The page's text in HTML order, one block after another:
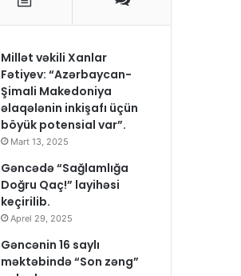
Millət vəkili Xanlar
Fətiyev: “Azərbaycan-
Şimali Makedoniya
əlaqələnin inkişafı üçün
böyük potensial var”.
Mart 13, 2025
Gəncədə “Sağlamlığa
Doğru Qaç!” layihəsi
keçirilib.
Aprel 29, 2025
Gəncənin 16 saylı
məktəbində “Son zəng”